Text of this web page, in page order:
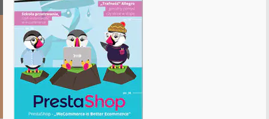
mensis
7 sierpnia 2015 Dodaj komentarz
DODAJ
KOMENTARZ